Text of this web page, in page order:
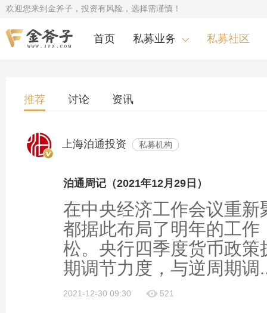
欢迎您来到金斧子，投资有风险，选择需谨慎！
首页 私募业务 私募社区
推荐 讨论 资讯
上海泊通投资 私募机构
泊通周记（2021年12月29日）
在中央经济工作会议重
都据此布局了明年的工
松。央行四季度货币政策
期调节力度，与逆周期调
2021-12-30 09:30 521